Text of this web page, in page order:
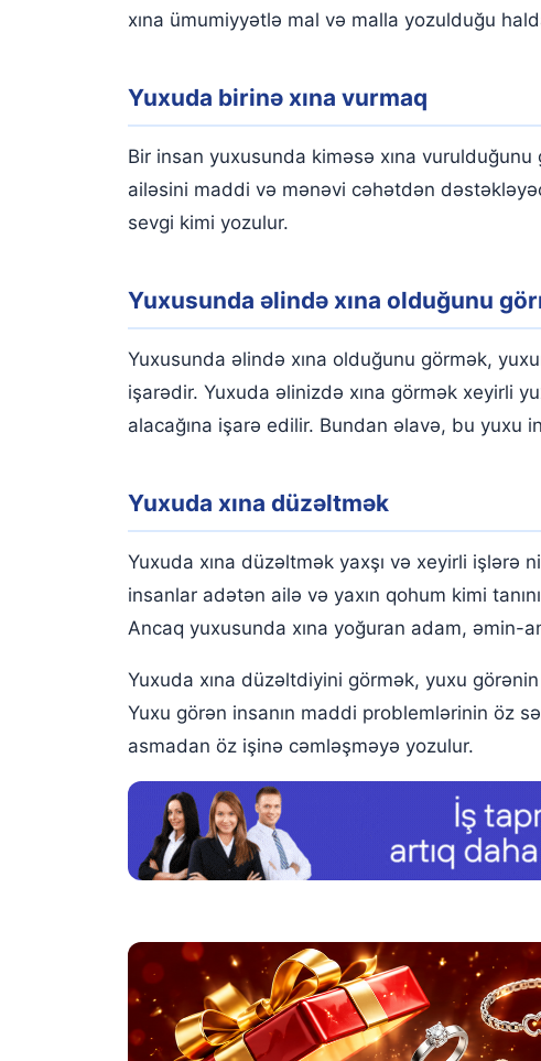
xına ümumiyyətlə mal və malla yozulduğu
Yuxuda birinə xına vurmaq
Bir insan yuxusunda kiməsə xına
ailəsini maddi və mənəvi cəhətdən
sevgi kimi yozulur.
Yuxusunda əlində xına olduğunu
Yuxusunda əlində xına olduğunu görmək,
işarədir. Yuxuda əlinizdə xına görmək xeyirli
alacağına işarə edilir. Bundan əlavə, bu yuxu
Yuxuda xına düzəltmək
Yuxuda xına düzəltmək yaxşı və xeyirli işlərə
insanlar adətən ailə və yaxın qohum kimi
Ancaq yuxusunda xına yoğuran adam, əmin-
Yuxuda xına düzəltdiyini görmək, yuxu
Yuxu görən insanın maddi problemlərinin öz
asmadan öz işinə cəmləşməyə yozulur.